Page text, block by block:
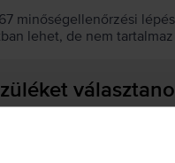
minőségellenőrzési
lehet, de nem
az akkumulátor?